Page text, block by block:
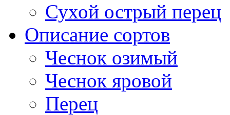
Сухой острый перец
Описание сортов
Чеснок озимый
Чеснок яровой
Перец